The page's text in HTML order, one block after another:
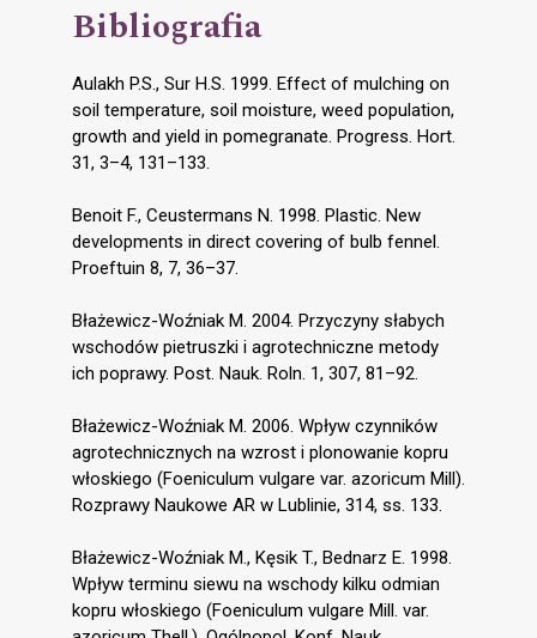
Bibliografia
Aulakh P.S., Sur H.S. 1999. Effect of mulching on
soil temperature, soil moisture, weed population,
growth and yield in pomegranate. Progress. Hort.
31, 3–4, 131–133.
Benoit F., Ceustermans N. 1998. Plastic. New
developments in direct covering of bulb fennel.
Proeftuin 8, 7, 36–37.
Błażewicz-Woźniak M. 2004. Przyczyny słabych
wschodów pietruszki i agrotechniczne metody
ich poprawy. Post. Nauk. Roln. 1, 307, 81–92.
Błażewicz-Woźniak M. 2006. Wpływ czynników
agrotechnicznych na wzrost i plonowanie kopru
włoskiego (Foeniculum vulgare var. azoricum Mill).
Rozprawy Naukowe AR w Lublinie, 314, ss. 133.
Błażewicz-Woźniak M., Kęsik T., Bednarz E. 1998.
Wpływ terminu siewu na wschody kilku odmian
kopru włoskiego (Foeniculum vulgare Mill. var.